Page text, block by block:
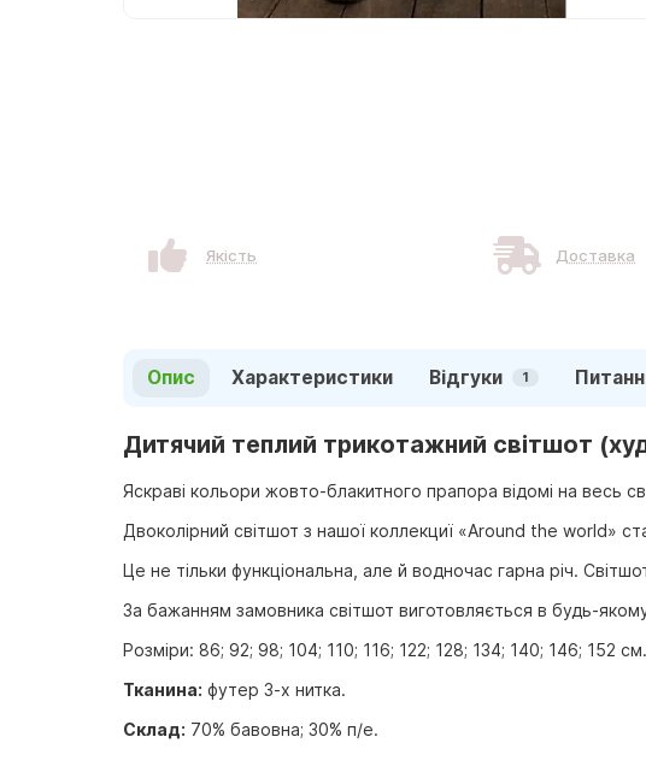
Якість Доставка
Опис Характеристики Відгуки 1
Дитячий теплий трикотажний світшот
Яскраві кольори жовто-блакитного прапора відомі на весь
Двоколірний світшот з нашої коллекциї «Around the world»
Це не тільки функціональна, але й водночас гарна річ.
За бажанням замовника світшот виготовляється в будь-
Розміри: 86; 92; 98; 104; 110; 116; 122; 128; 134; 140; 146; 152 см.
Тканина: футер 3-х нитка.
Склад: 70% бавовна; 30% п/е.